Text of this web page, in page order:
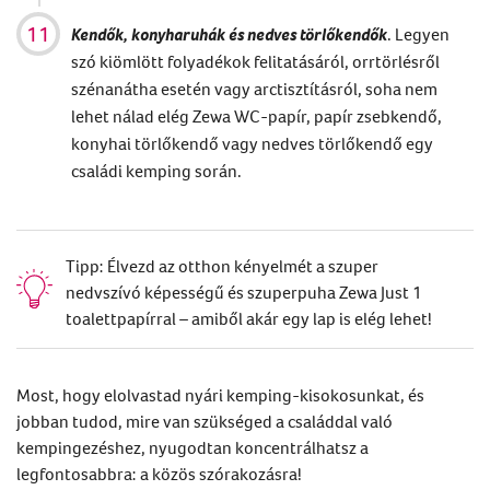
Kendők, konyharuhák és nedves törlőkendők. Legyen
szó kiömlött folyadékok felitatásáról, orrtörlésről
szénanátha esetén vagy arctisztításról, soha nem
lehet nálad elég Zewa WC-papír, papír zsebkendő,
konyhai törlőkendő vagy nedves törlőkendő egy
családi kemping során.
Tipp: Élvezd az otthon kényelmét a szuper
nedvszívó képességű és szuperpuha Zewa Just 1
toalettpapírral – amiből akár egy lap is elég lehet!
Most, hogy elolvastad nyári kemping-kisokosunkat, és
jobban tudod, mire van szükséged a családdal való
kempingezéshez, nyugodtan koncentrálhatsz a
legfontosabbra: a közös szórakozásra!